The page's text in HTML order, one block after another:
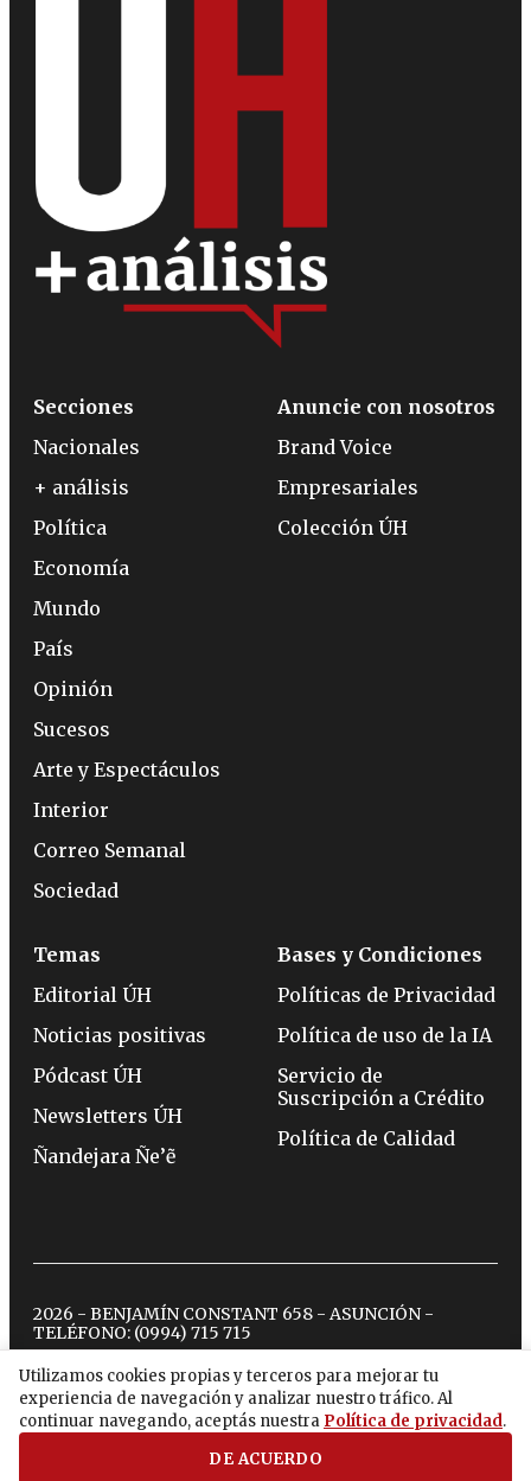
Utilizamos cookies propias y terceros para mejorar tu
experiencia de navegación y analizar nuestro tráfico. Al
continuar navegando, aceptás nuestra Política de privacidad.
DE ACUERDO
Secciones
Nacionales
+ análisis
Política
Economía
Mundo
País
Opinión
Sucesos
Arte y Espectáculos
Interior
Correo Semanal
Sociedad
Anuncie con nosotros
Brand Voice
Empresariales
Colección ÚH
Temas
Editorial ÚH
Noticias positivas
Pódcast ÚH
Newsletters ÚH
Ñandejara Ñe’ẽ
Bases y Condiciones
Políticas de Privacidad
Política de uso de la IA
Servicio de
Suscripción a Crédito
Política de Calidad
2026 - BENJAMÍN CONSTANT 658 - ASUNCIÓN -
TELÉFONO: (0994) 715 715
twitterinstagram
facebook
tiktokyoutubespotify